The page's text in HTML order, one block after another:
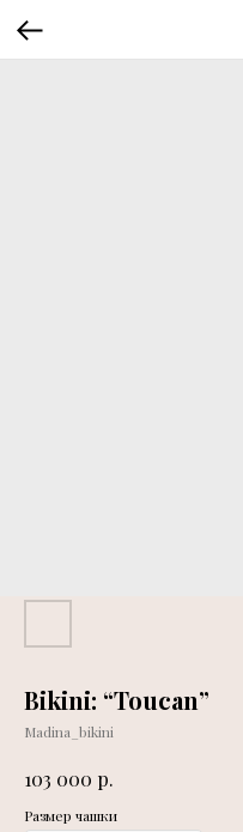
Bikini: “Toucan”
Madina_bikini
103 000 р.
Размер чашки